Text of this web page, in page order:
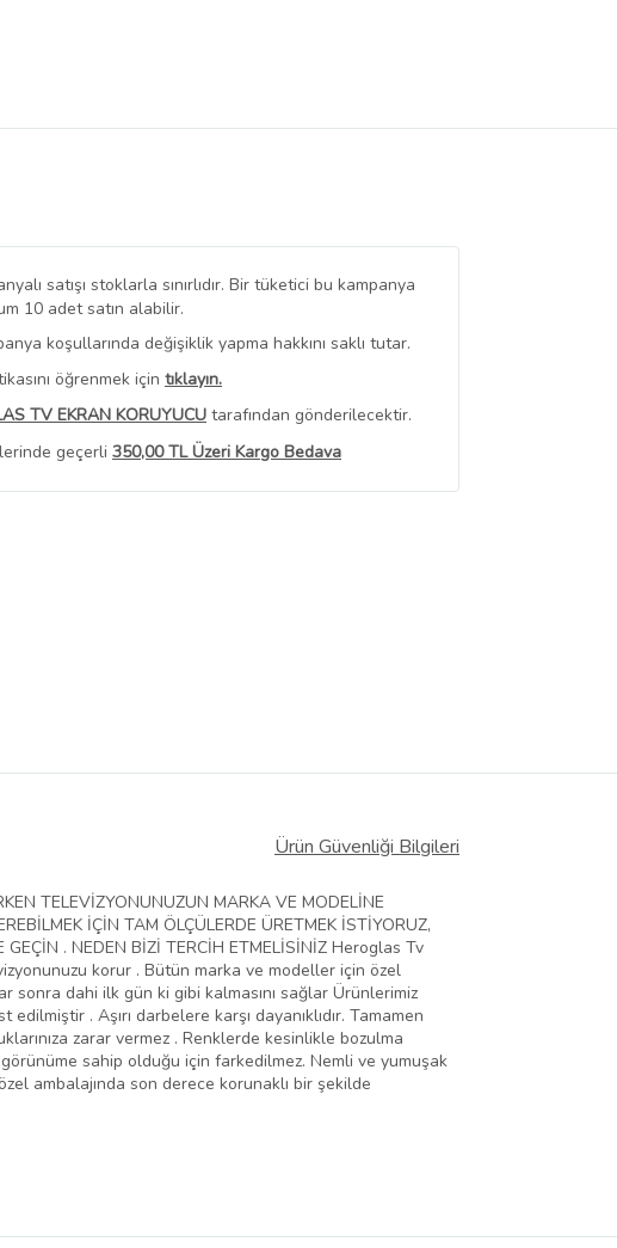
satışı stoklarla sınırlıdır. Bir tüketici bu kampanya
10 adet satın alabilir.
koşullarında değişiklik yapma hakkını saklı tutar.
öğrenmek için tıklayın.
TV EKRAN KORUYUCU tarafından gönderilecektir.
geçerli 350,00 TL Üzeri Kargo Bedava
Ürünlerini Görüntüle
Ürün Güvenliği Bilgileri
TELEVİZYONUNUZUN MARKA VE MODELİNE
İÇİN TAM ÖLÇÜLERDE ÜRETMEK İSTİYORUZ,
. NEDEN BİZİ TERCİH ETMELİSİNİZ Heroglas Tv
korur . Bütün marka ve modeller için özel
sonra dahi ilk gün ki gibi kalmasını sağlar Ürünlerimiz
. Aşırı darbelere karşı dayanıklıdır. Tamamen
zarar vermez . Renklerde kesinlikle bozulma
sahip olduğu için farkedilmez. Nemli ve yumuşak
ambalajında son derece korunaklı bir şekilde